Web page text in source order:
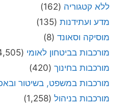
ללא קטגוריה (162)
מדע ועתידנות (135)
מוסיקה וסאונד (8)
מורכבות בביטחון לאומי (4,505)
מורכבות בחינוך (420)
מורכבות במשפט, בשיטור
מורכבות בניהול (1,258)